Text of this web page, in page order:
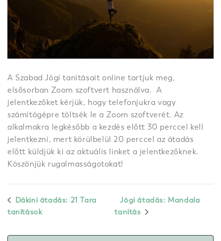
A Szabad Jógi tanításait online tartjuk meg,
elsősorban Zoom szoftvert használva. A
jelentkezőket kérjük, hogy telefonjukra vagy
számítógépre töltsék le a Zoom szoftverét. Az
alkalmakra legkésőbb a kezdés előtt 30 perccel kell
jelentkezni, mert körülbelül 20 perccel az átadás
előtt küldjük ki az aktuális linket a jelentkezőknek.
Köszönjük rugalmasságotokat!
Dákini átadás: 21 Tara
tanítások
Jógi átadás: Mandala
tanítás